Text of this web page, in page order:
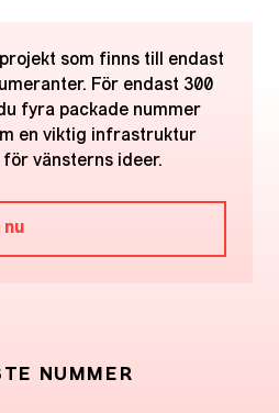
som finns till endast
För endast 300
fyra packade nummer
en viktig infrastruktur
vänsterns ideer.
NUMMER